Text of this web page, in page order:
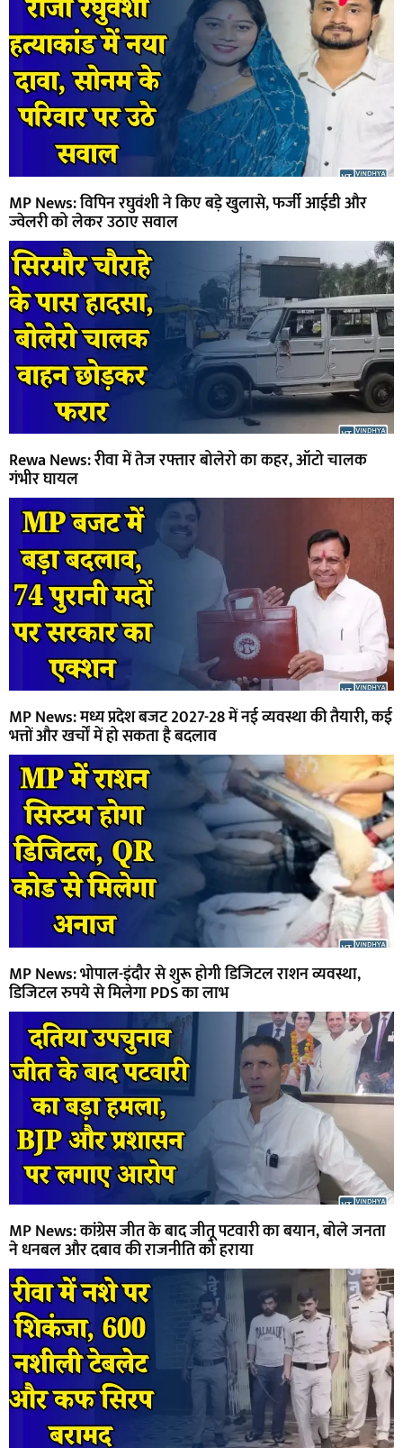
MP News: विपिन रघुवंशी ने किए बड़े खुलासे, फर्जी आईडी और
ज्वेलरी को लेकर उठाए सवाल
Rewa News: रीवा में तेज रफ्तार बोलेरो का कहर, ऑटो चालक
गंभीर घायल
MP News: मध्य प्रदेश बजट 2027-28 में नई व्यवस्था की तैयारी, कई
भत्तों और खर्चों में हो सकता है बदलाव
MP News: भोपाल-इंदौर से शुरू होगी डिजिटल राशन व्यवस्था,
डिजिटल रुपये से मिलेगा PDS का लाभ
MP News: कांग्रेस जीत के बाद जीतू पटवारी का बयान, बोले जनता
ने धनबल और दबाव की राजनीति को हराया